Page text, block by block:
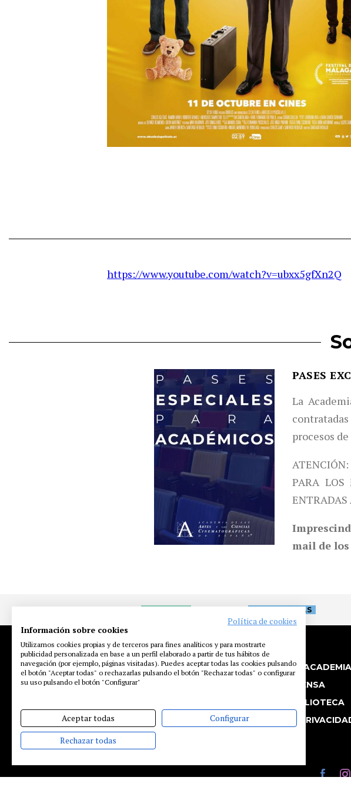
https://www.youtube.com/watch?v=ubxx5gfXn2Q
PASES
La
procesos
ATENCIÓN:
PARA LOS
ENTRADAS
mail de los
ENTREVISTAS
LA ACADEMIA
PRENSA
BIBLIOTECA
P.
Política de cookies
Información sobre cookies
Utilizamos cookies propias y de terceros para fines analíticos y para mostrarte
publicidad personalizada en base a un perfil elaborado a partir de tus hábitos de
navegación (por ejemplo, páginas visitadas). Puedes aceptar todas las cookies pulsando
el botón "Aceptar todas" o rechazarlas pulsando el botón "Rechazar todas" o configurar
su uso pulsando el botón "Configurar"
Aceptar todas Configurar
Rechazar todas